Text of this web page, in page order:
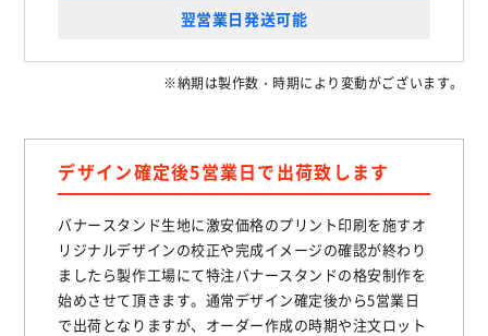
翌営業日発送可能
※納期は製作数・時期により変動がございます。
デザイン確定後5営業日で出荷致します
バナースタンド生地に激安価格のプリント印刷を施すオ
リジナルデザインの校正や完成イメージの確認が終わり
ましたら製作工場にて特注バナースタンドの格安制作を
始めさせて頂きます。通常デザイン確定後から5営業日
で出荷となりますが、オーダー作成の時期や注文ロット